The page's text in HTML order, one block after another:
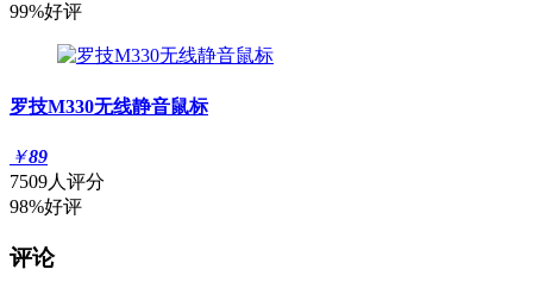
99%好评
罗技M330无线静音鼠标
￥89
7509人评分
98%好评
评论